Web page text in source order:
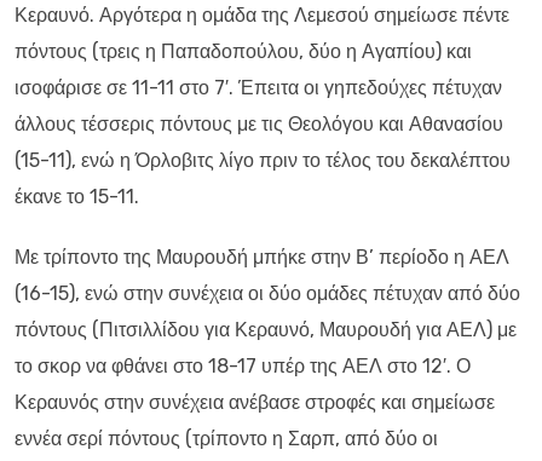
Κεραυνό. Αργότερα η ομάδα της Λεμεσού σημείωσε πέντε
πόντους (τρεις η Παπαδοπούλου, δύο η Αγαπίου) και
ισοφάρισε σε 11-11 στο 7′. Έπειτα οι γηπεδούχες πέτυχαν
άλλους τέσσερις πόντους με τις Θεολόγου και Αθανασίου
(15-11), ενώ η Όρλοβιτς λίγο πριν το τέλος του δεκαλέπτου
έκανε το 15-11.
Με τρίποντο της Μαυρουδή μπήκε στην Β’ περίοδο η ΑΕΛ
(16-15), ενώ στην συνέχεια οι δύο ομάδες πέτυχαν από δύο
πόντους (Πιτσιλλίδου για Κεραυνό, Μαυρουδή για ΑΕΛ) με
το σκορ να φθάνει στο 18-17 υπέρ της ΑΕΛ στο 12′. Ο
Κεραυνός στην συνέχεια ανέβασε στροφές και σημείωσε
εννέα σερί πόντους (τρίποντο η Σαρπ, από δύο οι